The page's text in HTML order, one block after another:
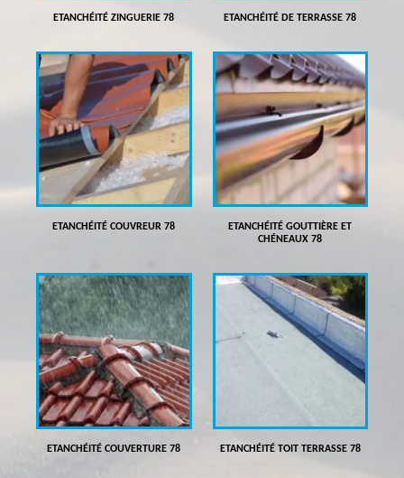
ETANCHÉITÉ ZINGUERIE 78 ETANCHÉITÉ DE TERRASSE 78
ETANCHÉITÉ COUVREUR 78
ETANCHÉITÉ GOUTTIÈRE ET
CHÉNEAUX 78
ETANCHÉITÉ COUVERTURE 78 ETANCHÉITÉ TOIT TERRASSE 78